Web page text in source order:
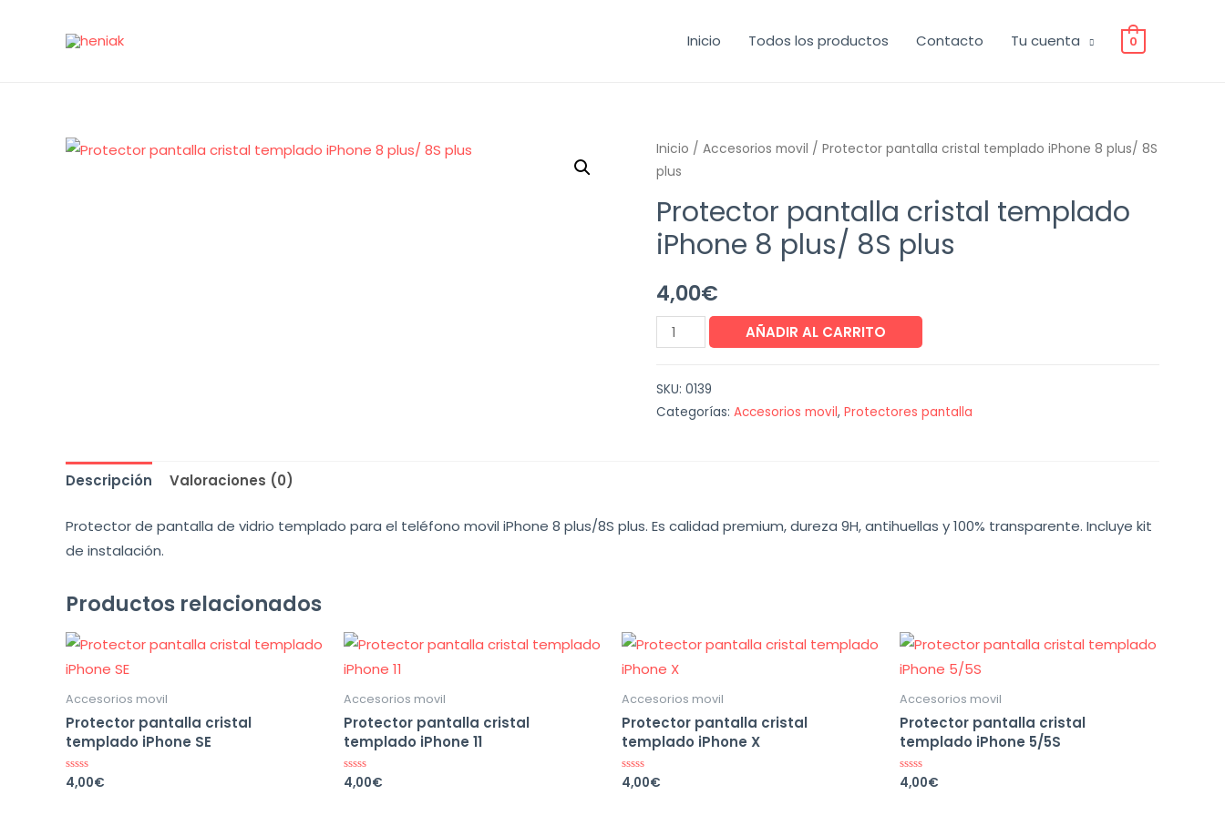
Inicio Todos los productos Contacto Tu cuenta 0
Inicio / Accesorios movil / Protector pantalla cristal templado iPhone 8 plus/ 8S
plus
Protector pantalla cristal templado
iPhone 8 plus/ 8S plus
4,00€
AÑADIR AL CARRITO
SKU: 0139
Categorías: Accesorios movil, Protectores pantalla
Descripción Valoraciones (0)
Protector de pantalla de vidrio templado para el teléfono movil iPhone 8 plus/8S plus. Es calidad premium, dureza 9H, antihuellas y 100% transparente. Incluye kit
de instalación.
Productos relacionados
Accesorios movil
Protector pantalla cristal
templado iPhone SE
Valorado
en
4,00€
Accesorios movil
Protector pantalla cristal
templado iPhone 11
Valorado
en
4,00€
Accesorios movil
Protector pantalla cristal
templado iPhone X
Valorado
en
4,00€
Accesorios movil
Protector pantalla cristal
templado iPhone 5/5S
Valorado
en
4,00€